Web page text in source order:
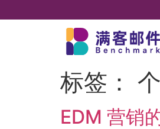
标签：
EDM 营销